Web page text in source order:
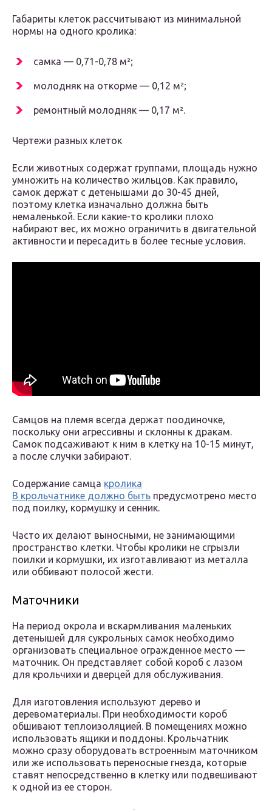
Габариты клеток рассчитывают из минимальной
нормы на одного кролика:
самка — 0,71-0,78 м²;
молодняк на откорме — 0,12 м²;
ремонтный молодняк — 0,17 м².
Чертежи разных клеток
Если животных содержат группами, площадь нужно
умножить на количество жильцов. Как правило,
самок держат с детенышами до 30-45 дней,
поэтому клетка изначально должна быть
немаленькой. Если какие-то кролики плохо
набирают вес, их можно ограничить в двигательной
активности и пересадить в более тесные условия.
Самцов на племя всегда держат поодиночке,
поскольку они агрессивны и склонны к дракам.
Самок подсаживают к ним в клетку на 10-15 минут,
а после случки забирают.
Содержание самца кролика
В крольчатнике должно быть предусмотрено место
под поилку, кормушку и сенник.
Часто их делают выносными, не занимающими
пространство клетки. Чтобы кролики не сгрызли
поилки и кормушки, их изготавливают из металла
или оббивают полосой жести.
Маточники
На период окрола и вскармливания маленьких
детенышей для сукрольных самок необходимо
организовать специальное огражденное место —
маточник. Он представляет собой короб с лазом
для крольчихи и дверцей для обслуживания.
Для изготовления используют дерево и
деревоматериалы. При необходимости короб
обшивают теплоизоляцией. В помещениях можно
использовать ящики и поддоны. Крольчатник
можно сразу оборудовать встроенным маточником
или же использовать переносные гнезда, которые
ставят непосредственно в клетку или подвешивают
к одной из ее сторон.